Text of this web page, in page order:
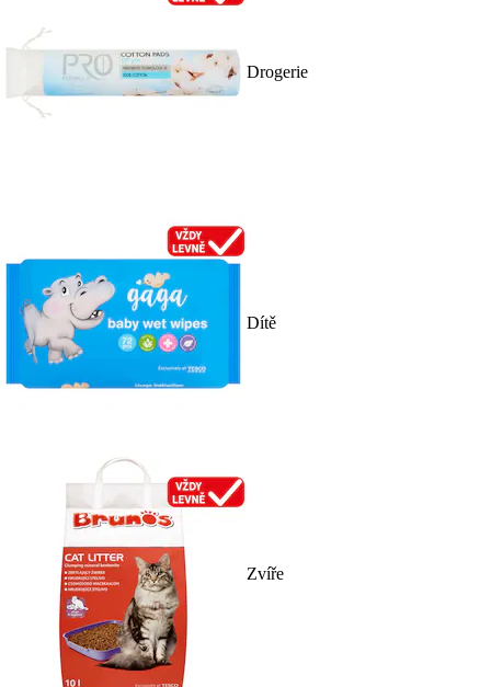
Drogerie
Dítě
Zvíře